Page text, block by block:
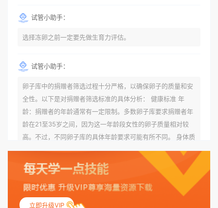
试管小助手：
选择冻卵之前一定要先做生育力评估。
试管小助手：
卵子库中的捐赠者筛选过程十分严格，以确保卵子的质量和安
全性。以下是对捐赠者筛选标准的具体分析： 健康标准 年
龄：捐赠者的年龄通常有一定限制。多数卵子库要求捐赠者年
龄在21至35岁之间，因为这一年龄段女性的卵子质量相对较
高。不过，不同卵子库的具体年龄要求可能有所不同。 身体质
量指数（BMI）：捐赠者的BMI通常需要在正常范围内，以确
保其身体健康状况良好。过高的BMI可能与多种健康问题相关
联，包括不孕症和妊娠并发症。 生殖健康：捐赠者需要有规律
的月经期，无生殖障碍或异常问题。此外，还需要进行详细的
妇科检查，以确保其生殖系统的健康。 遗传病史与家族病史：
立即升级VIP